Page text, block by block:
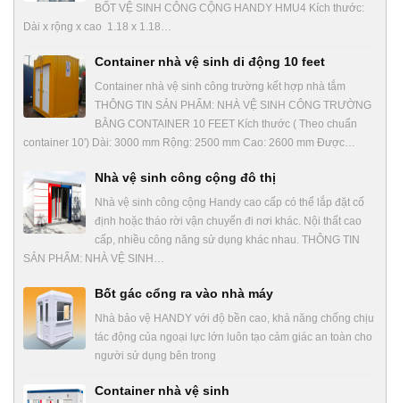
BỐT VỆ SINH CÔNG CỘNG HANDY HMU4 Kích thước:
Dài x rộng x cao 1.18 x 1.18…
Container nhà vệ sinh di động 10 feet
Container nhà vệ sinh công trường kết hợp nhà tắm
THÔNG TIN SẢN PHẨM: NHÀ VỆ SINH CÔNG TRƯỜNG
BẰNG CONTAINER 10 FEET Kích thước ( Theo chuẩn
container 10′) Dài: 3000 mm Rộng: 2500 mm Cao: 2600 mm Được…
Nhà vệ sinh công cộng đô thị
Nhà vệ sinh công cộng Handy cao cấp có thể lắp đặt cố
định hoặc tháo rời vận chuyển đi nơi khác. Nội thất cao
cấp, nhiều công năng sử dụng khác nhau. THÔNG TIN
SẢN PHẨM: NHÀ VỆ SINH…
Bốt gác cổng ra vào nhà máy
Nhà bảo vệ HANDY với độ bền cao, khả năng chống chịu
tác động của ngoại lực lớn luôn tạo cảm giác an toàn cho
người sử dụng bên trong
Container nhà vệ sinh